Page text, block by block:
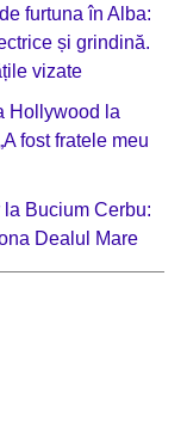
furtuna în Alba:
și grindină.
vizate
Hollywood la
fost fratele meu
Bucium Cerbu:
Dealul Mare